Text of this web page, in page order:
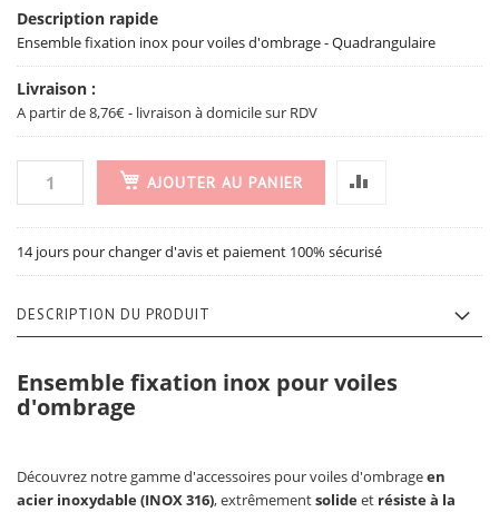
Description rapide
Ensemble fixation inox pour voiles d'ombrage - Quadrangulaire
Livraison :
A partir de 8,76€ - livraison à domicile sur RDV
AJOUTER AU PANIER
14 jours pour changer d'avis et paiement 100% sécurisé
DESCRIPTION DU PRODUIT
Ensemble fixation inox pour voiles
d'ombrage
Découvrez notre gamme d'accessoires pour voiles d'ombrageen
acier inoxydable (INOX 316), extrêmementsolideet résiste à la